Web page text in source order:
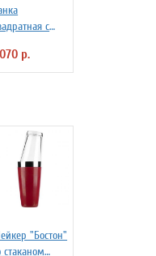
с
Fido 3 л
Rocco
р.
"Бостон"
стаканом